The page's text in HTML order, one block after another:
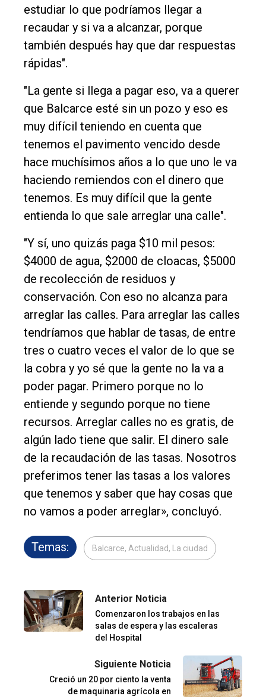
estudiar lo que podríamos llegar a
recaudar y si va a alcanzar, porque
también después hay que dar respuestas
rápidas".
"La gente si llega a pagar eso, va a querer
que Balcarce esté sin un pozo y eso es
muy difícil teniendo en cuenta que
tenemos el pavimento vencido desde
hace muchísimos años a lo que uno le va
haciendo remiendos con el dinero que
tenemos. Es muy difícil que la gente
entienda lo que sale arreglar una calle".
"Y sí, uno quizás paga $10 mil pesos:
$4000 de agua, $2000 de cloacas, $5000
de recolección de residuos y
conservación. Con eso no alcanza para
arreglar las calles. Para arreglar las calles
tendríamos que hablar de tasas, de entre
tres o cuatro veces el valor de lo que se
la cobra y yo sé que la gente no la va a
poder pagar. Primero porque no lo
entiende y segundo porque no tiene
recursos. Arreglar calles no es gratis, de
algún lado tiene que salir. El dinero sale
de la recaudación de las tasas. Nosotros
preferimos tener las tasas a los valores
que tenemos y saber que hay cosas que
no vamos a poder arreglar», concluyó.
Temas: Balcarce, Actualidad, La ciudad
Anterior Noticia
Comenzaron los trabajos en las
salas de espera y las escaleras
del Hospital
Siguiente Noticia
Creció un 20 por ciento la venta
de maquinaria agrícola en